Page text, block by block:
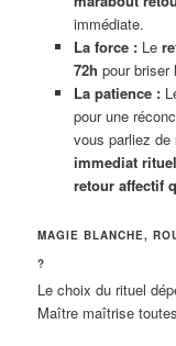
immédiate.
La force :Le
72h pour briser
La patience :
pour une
vous parliez de
immediat rituel
retour affectif
MAGIE BLANCHE,
?
Le choix du rituel
Maître maîtrise